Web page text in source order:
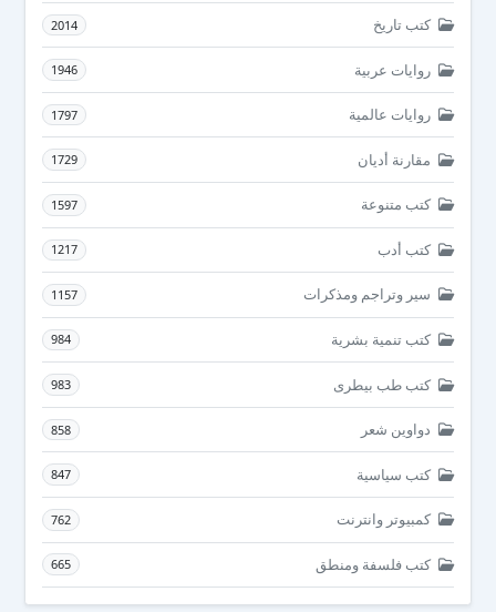
كتب تاريخ 2014
روايات عربية 1946
روايات عالمية 1797
مقارنة أديان 1729
كتب متنوعة 1597
كتب أدب 1217
سير وتراجم ومذكرات 1157
كتب تنمية بشرية 984
كتب طب بيطرى 983
دواوين شعر 858
كتب سياسية 847
كمبيوتر وانترنت 762
كتب فلسفة ومنطق 665